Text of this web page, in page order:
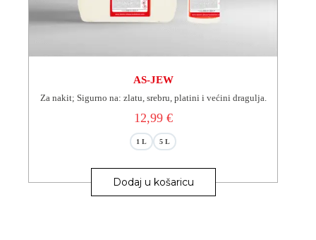
AS-JEW
Za nakit; Sigurno na: zlatu, srebru, platini i većini dragulja.
12,99 €
1 L 5 L
Dodaj u košaricu
proizvod
ima